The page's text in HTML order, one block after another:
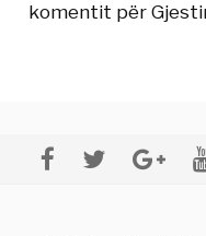
komentit për